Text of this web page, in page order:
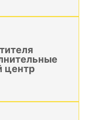
центр